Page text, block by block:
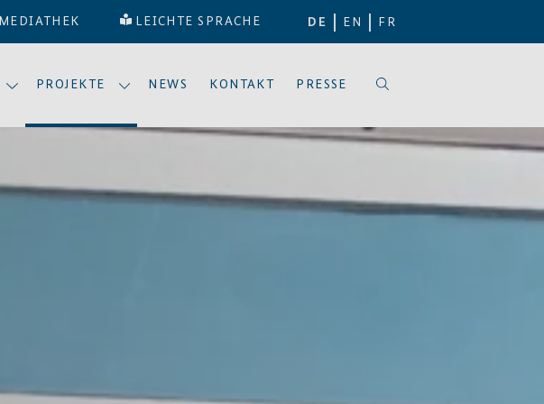
MEDIATHEK LEICHTE SPRACHE DE EN FR
PROJEKTE NEWS KONTAKT PRESSE